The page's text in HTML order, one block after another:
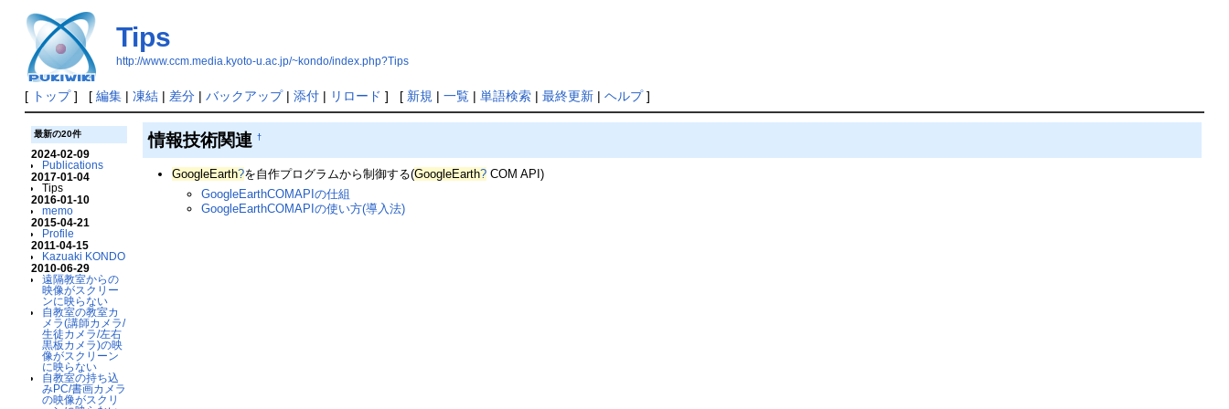
Tips
http://www.ccm.media.kyoto-u.ac.jp/~kondo/index.php?Tips
[ トップ] [ 編集| 凍結| 差分| バックアップ| 添付| リロード ] [ 新規 | 一覧| 単語検索| 最終更新| ヘルプ]
最新の20件
2024-02-09
Publications
2017-01-04
Tips
2016-01-10
memo
2015-04-21
Profile
2011-04-15
Kazuaki KONDO
2010-06-29
遠隔教室からの
映像がスクリー
ンに映らない
自教室の教室カ
メラ(講師カメラ/
生徒カメラ/左右
黒板カメラ)の映
像がスクリーン
に映らない
自教室の持ち込
みPC/書画カメラ
の映像がスクリ
情報技術関連†
GoogleEarth?を自作プログラムから制御する(GoogleEarth? COM API)
GoogleEarthCOMAPIの仕組
GoogleEarthCOMAPIの使い方(導入法)